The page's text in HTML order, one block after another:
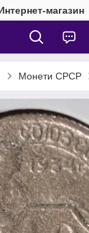
магазин
Монети СРСР